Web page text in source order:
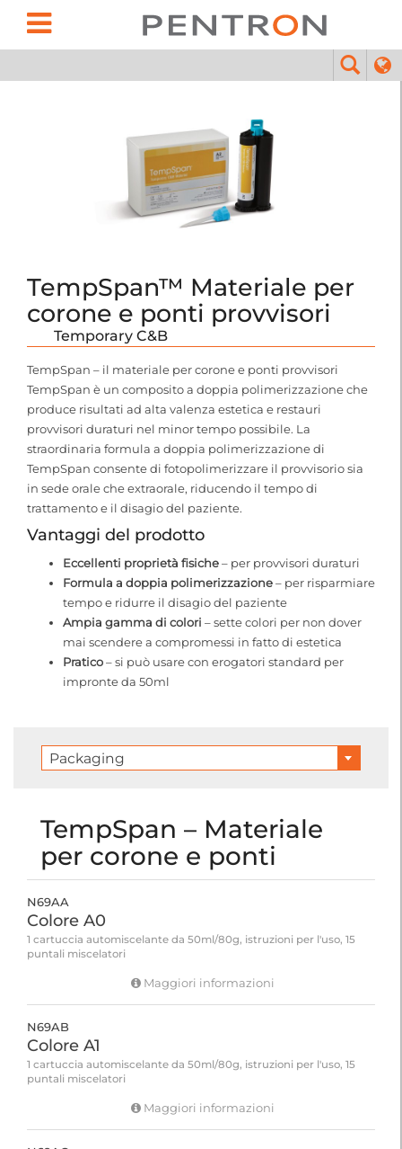
TempSpan™ Materiale per
corone e ponti provvisori
Temporary C&B
TempSpan – il materiale per corone e ponti provvisori
TempSpan è un composito a doppia polimerizzazione che
produce risultati ad alta valenza estetica e restauri
provvisori duraturi nel minor tempo possibile. La
straordinaria formula a doppia polimerizzazione di
TempSpan consente di fotopolimerizzare il provvisorio sia
in sede orale che extraorale, riducendo il tempo di
trattamento e il disagio del paziente.
Vantaggi del prodotto
Eccellenti proprietà fisiche– per provvisori duraturi
Formula a doppia polimerizzazione– per risparmiare
tempo e ridurre il disagio del paziente
Ampia gamma di colori – sette colori per non dover
mai scendere a compromessi in fatto di estetica
Pratico– si può usare con erogatori standard per
impronte da 50ml
Packaging
TempSpan – Materiale
per corone e ponti
N69AA
Colore A0
1 cartuccia automiscelante da 50ml/80g, istruzioni per l'uso, 15
puntali miscelatori
Maggiori informazioni
N69AB
Colore A1
1 cartuccia automiscelante da 50ml/80g, istruzioni per l'uso, 15
puntali miscelatori
Maggiori informazioni